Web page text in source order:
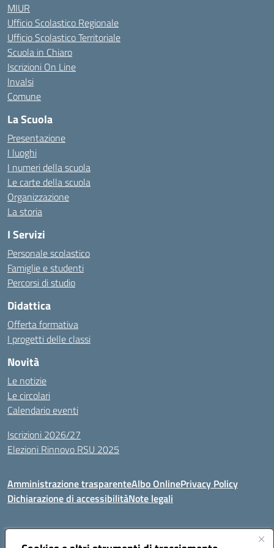
MIUR
Ufficio Scolastico Regionale
Ufficio Scolastico Territoriale
Scuola in Chiaro
Iscrizioni On Line
Invalsi
Comune
La Scuola
Presentazione
I luoghi
I numeri della scuola
Le carte della scuola
Organizzazione
La storia
I Servizi
Personale scolastico
Famiglie e studenti
Percorsi di studio
Didattica
Offerta formativa
I progetti delle classi
Novità
Le notizie
Le circolari
Calendario eventi
Iscrizioni 2026/27
Elezioni Rinnovo RSU 2025
Amministrazione trasparenteAlbo OnlinePrivacy Policy
Dichiarazione di accessibilitàNote legali